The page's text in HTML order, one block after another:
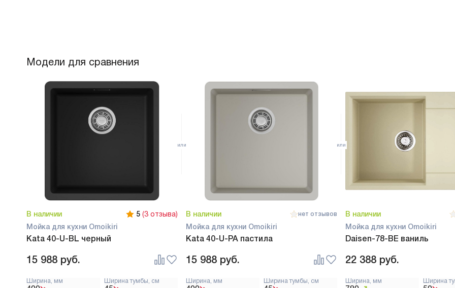
Модели для сравнения
В наличии 5 (3 отзыва)
Мойка для кухни Omoikiri
Kata 40-U-BL черный
15 988 руб.
Ширина, мм Ширина тумбы, см
В наличии нет отзывов
Мойка для кухни Omoikiri
Kata 40-U-PA пастила
15 988 руб.
Ширина, мм Ширина тумбы, см
В наличии
Мойка для кухни Omoikiri
Daisen-78-BE ваниль
22 388 руб.
Ширина, мм Ширина